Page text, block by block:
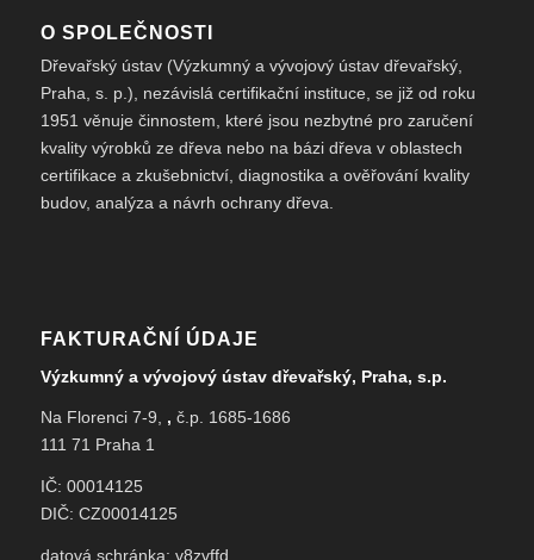
O SPOLEČNOSTI
Dřevařský ústav (Výzkumný a vývojový ústav dřevařský,
Praha, s. p.), nezávislá certifikační instituce, se již od roku
1951 věnuje činnostem, které jsou nezbytné pro zaručení
kvality výrobků ze dřeva nebo na bázi dřeva v oblastech
certifikace a zkušebnictví, diagnostika a ověřování kvality
budov, analýza a návrh ochrany dřeva.
FAKTURAČNÍ ÚDAJE
Výzkumný a vývojový ústav dřevařský, Praha, s.p.
Na Florenci 7-9, , č.p. 1685-1686
111 71 Praha 1
IČ: 00014125
DIČ: CZ00014125
datová schránka: v8zvffd